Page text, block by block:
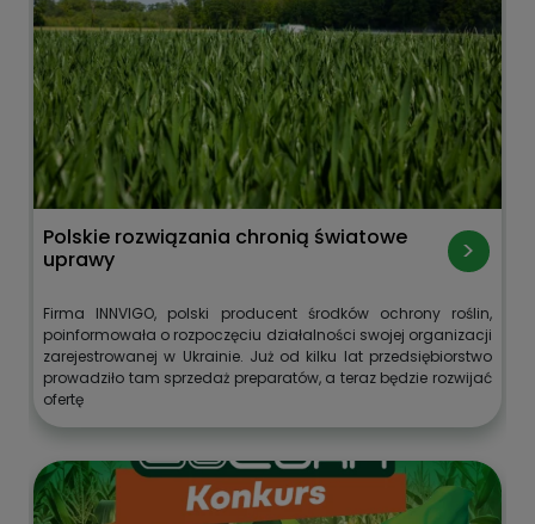
Polskie rozwiązania chronią światowe
uprawy
Firma INNVIGO, polski producent środków ochrony roślin,
poinformowała o rozpoczęciu działalności swojej organizacji
zarejestrowanej w Ukrainie. Już od kilku lat przedsiębiorstwo
prowadziło tam sprzedaż preparatów, a teraz będzie rozwijać
ofertę